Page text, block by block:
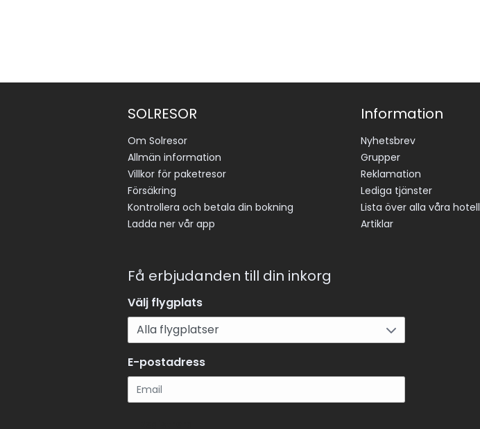
SOLRESOR
Om Solresor
Allmän information
Villkor för paketresor
Försäkring
Kontrollera och betala din bokning
Ladda ner vår app
Information
Nyhetsbrev
Grupper
Reklamation
Lediga tjänster
Lista över alla våra hotell
Artiklar
Få erbjudanden till din inkorg
Välj flygplats
E-postadress